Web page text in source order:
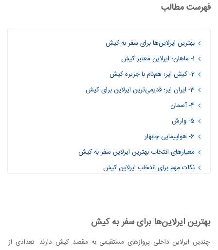
فهرست مطالب
بهترین ایرلاین‌ها برای سفر به کیش
1- ماهان؛ ایرلاین معتبر کیش
2- کیش ایر؛ هم‌نام با جزیره کیش
3- ایران ایر؛ قدیمی‌ترین ایرلاین برای کیش
4- آسمان
5- وارش
6- هواپیمایی چابهار
معیارهای انتخاب بهترین ایرلاین سفر به کیش
نکات مهم برای انتخاب ایرلاین کیش
بهترین ایرلاین‌ها برای سفر به کیش
چندین ایرلاین داخلی پروازهای مستقیمی به مقصد کیش دارند. تعدادی از